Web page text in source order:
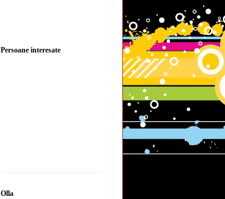
Persoane interesate
Olla